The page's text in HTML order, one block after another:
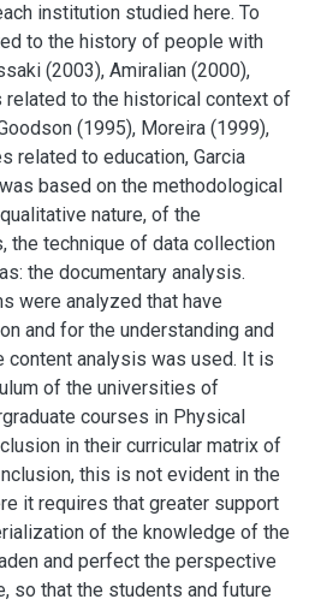
institution studied here. To
to the history of people with
(2003), Amiralian (2000),
related to the historical context of
(1995), Moreira (1999),
related to education, Garcia
based on the methodological
nature, of the
the technique of data collection
the documentary analysis.
were analyzed that have
and for the understanding and
content analysis was used. It is
of the universities of
courses in Physical
in their curricular matrix of
this is not evident in the
it requires that greater support
of the knowledge of the
and perfect the perspective
so that the students and future